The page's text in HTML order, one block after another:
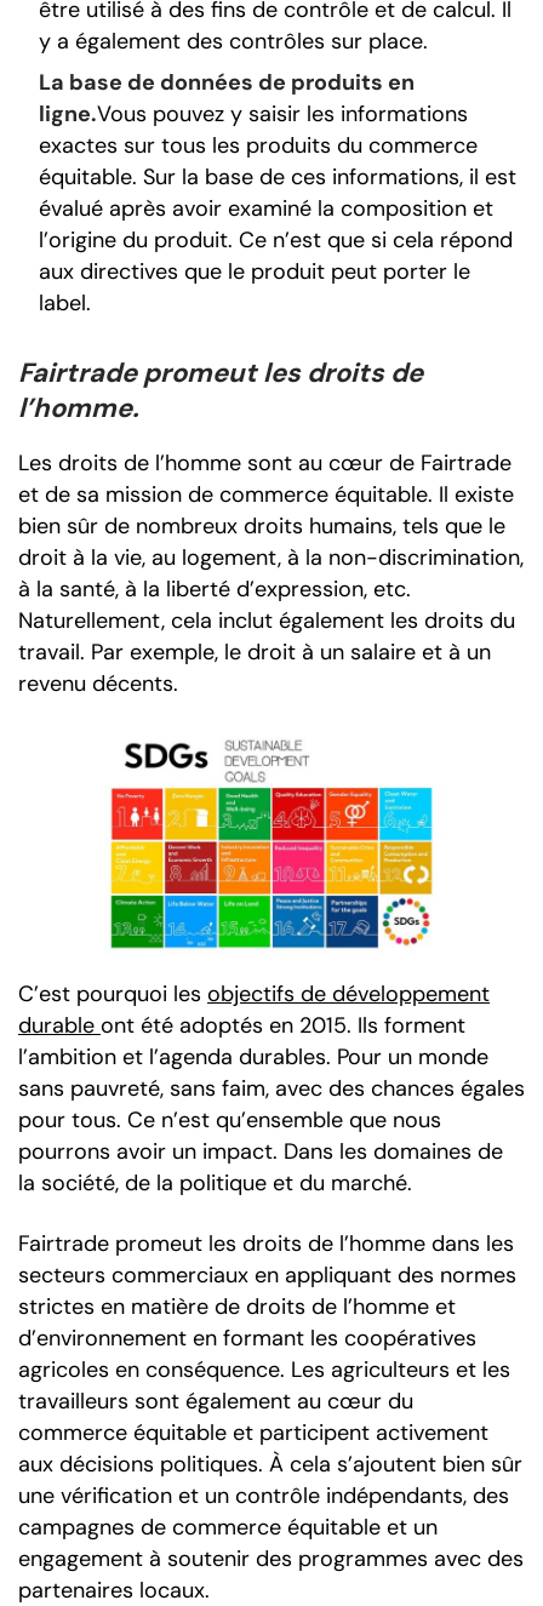
être utilisé à des fins de contrôle et de calcul. Il
y a également des contrôles sur place.
La base de données de produits en
ligne.Vous pouvez y saisir les informations
exactes sur tous les produits du commerce
équitable. Sur la base de ces informations, il est
évalué après avoir examiné la composition et
l’origine du produit. Ce n’est que si cela répond
aux directives que le produit peut porter le
label.
Fairtrade promeut les droits de
l’homme.
Les droits de l’homme sont au cœur de Fairtrade
et de sa mission de commerce équitable. Il existe
bien sûr de nombreux droits humains, tels que le
droit à la vie, au logement, à la non-discrimination,
à la santé, à la liberté d’expression, etc.
Naturellement, cela inclut également les droits du
travail. Par exemple, le droit à un salaire et à un
revenu décents.
C’est pourquoi les objectifs de développement
durable ont été adoptés en 2015. Ils forment
l’ambition et l’agenda durables. Pour un monde
sans pauvreté, sans faim, avec des chances égales
pour tous. Ce n’est qu’ensemble que nous
pourrons avoir un impact. Dans les domaines de
la société, de la politique et du marché.
Fairtrade promeut les droits de l’homme dans les
secteurs commerciaux en appliquant des normes
strictes en matière de droits de l’homme et
d’environnement en formant les coopératives
agricoles en conséquence. Les agriculteurs et les
travailleurs sont également au cœur du
commerce équitable et participent activement
aux décisions politiques. À cela s’ajoutent bien sûr
une vérification et un contrôle indépendants, des
campagnes de commerce équitable et un
engagement à soutenir des programmes avec des
partenaires locaux.